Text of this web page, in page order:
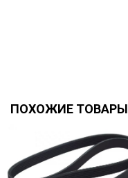
ПОХОЖИЕ ТОВАРЫ